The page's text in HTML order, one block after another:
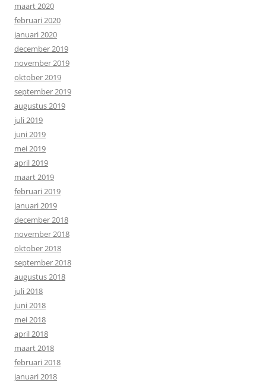
maart 2020
februari 2020
januari 2020
december 2019
november 2019
oktober 2019
september 2019
augustus 2019
juli 2019
juni 2019
mei 2019
april 2019
maart 2019
februari 2019
januari 2019
december 2018
november 2018
oktober 2018
september 2018
augustus 2018
juli 2018
juni 2018
mei 2018
april 2018
maart 2018
februari 2018
januari 2018